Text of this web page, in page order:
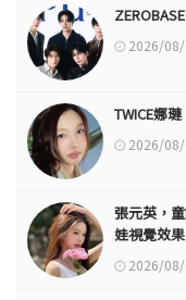
2026/
TWICE娜
2026/
張元英，
娃視覺效果
2026/